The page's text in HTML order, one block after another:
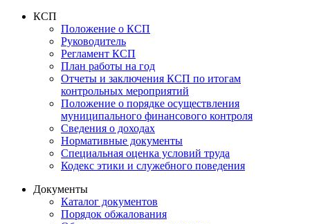
КСП
Положение о КСП
Руководитель
Регламент КСП
План работы на год
Отчеты и заключения КСП по итогам
контрольных мероприятий
Положение о порядке осуществления
муниципального финансового контроля
Сведения о доходах
Нормативные документы
Специальная оценка условий труда
Кодекс этики и служебного поведения
Документы
Каталог документов
Порядок обжалования